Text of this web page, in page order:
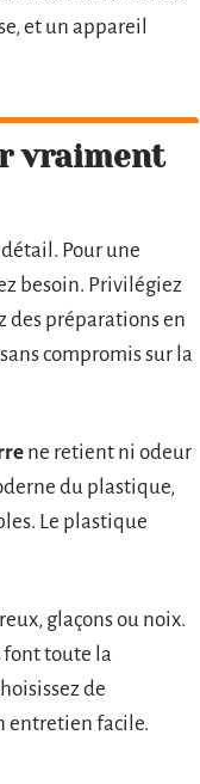
et un appareil
vraiment
Pour une
besoin. Privilégiez
des préparations en
compromis sur la
ne retient ni odeur
du plastique,
Le plastique
glaçons ou noix.
font toute la
de
entretien facile.